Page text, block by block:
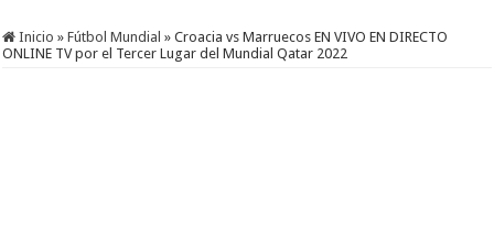
Inicio » Fútbol Mundial » Croacia vs Marruecos EN VIVO EN DIRECTO
ONLINE TV por el Tercer Lugar del Mundial Qatar 2022